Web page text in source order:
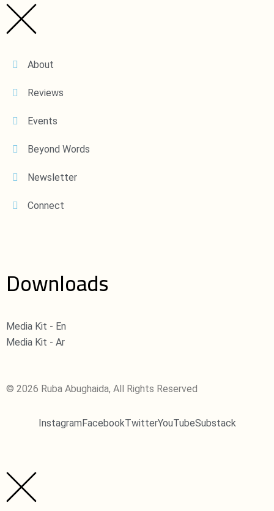
empty.
empty.
About
Reviews
Events
Beyond Words
Newsletter
Connect
Downloads
Media Kit - En
Media Kit - Ar
© 2026 Ruba Abughaida, All Rights Reserved
InstagramFacebookTwitterYouTubeSubstack